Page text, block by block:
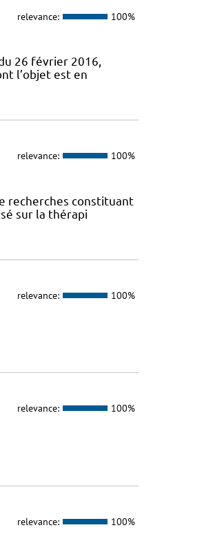
relevance: 100%
26 février 2016,
l’objet est en
relevance: 100%
recherches constituant
sur la thérapi
relevance: 100%
relevance: 100%
relevance: 100%